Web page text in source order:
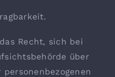
Recht, sich bei
über